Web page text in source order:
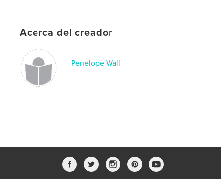
Acerca del creador
Penelope Wall